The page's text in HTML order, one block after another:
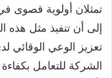
تمثلان أولوية قصوى
إلى أن تنفيذ مثل
تعزيز الوعي الوقائي
الشركة للتعامل